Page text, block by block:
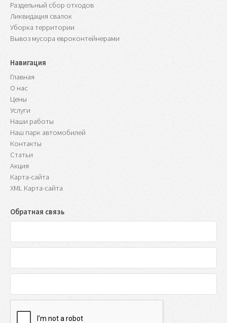
Раздельный сбор отходов
Ликвидация свалок
Уборка территории
Вывоз мусора евроконтейнерами
Навигация
Главная
О нас
Цены
Услуги
Наши работы
Наш парк автомобилей
Контакты
Статьи
Акция
Карта-сайта
XML Карта-сайта
Обратная связь